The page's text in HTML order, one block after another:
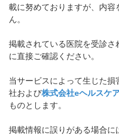
載に努めておりますが、内
ん。
掲載されている医院を受診
に直接ご確認ください。
当サービスによって生じた
社および株式会社eヘルスケ
ものとします。
掲載情報に誤りがある場合に